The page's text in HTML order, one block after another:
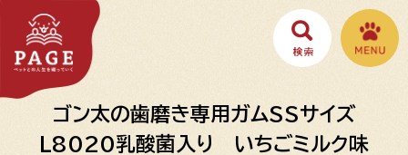
ゴン太の歯磨き専用ガムSSサイズ
L8020乳酸菌入り いちごミルク味